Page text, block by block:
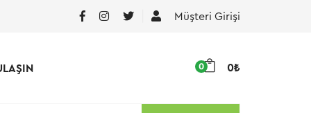
Müşteri Girişi
0 0₺